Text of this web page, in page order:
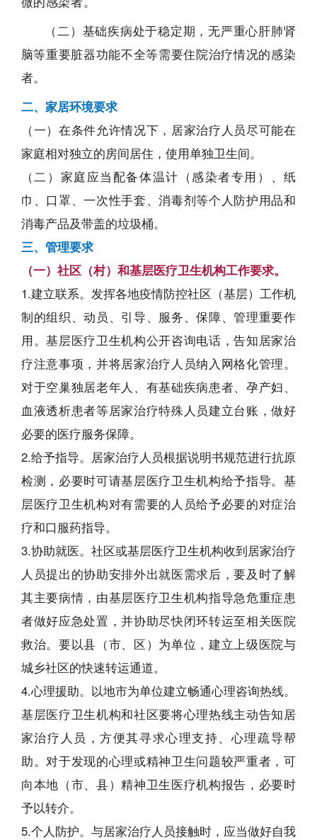
（二）基础疾病处于稳定期，无严重心肝肺肾
脑等重要脏器功能不全等需要住院治疗情况的感染
者。
二、家居环境要求
（一）在条件允许情况下，居家治疗人员尽可能在
家庭相对独立的房间居住，使用单独卫生间。
（二）家庭应当配备体温计（感染者专用）、纸
巾、口罩、一次性手套、消毒剂等个人防护用品和
消毒产品及带盖的垃圾桶。
三、管理要求
（一）社区（村）和基层医疗卫生机构工作要求。
1.建立联系。发挥各地疫情防控社区（基层）工作机
制的组织、动员、引导、服务、保障、管理重要作
用。基层医疗卫生机构公开咨询电话，告知居家治
疗注意事项，并将居家治疗人员纳入网格化管理。
对于空巢独居老年人、有基础疾病患者、孕产妇、
血液透析患者等居家治疗特殊人员建立台账，做好
必要的医疗服务保障。
2.给予指导。居家治疗人员根据说明书规范进行抗原
检测，必要时可请基层医疗卫生机构给予指导。基
层医疗卫生机构对有需要的人员给予必要的对症治
疗和口服药指导。
3.协助就医。社区或基层医疗卫生机构收到居家治疗
人员提出的协助安排外出就医需求后，要及时了解
其主要病情，由基层医疗卫生机构指导急危重症患
者做好应急处置，并协助尽快闭环转运至相关医院
救治。要以县（市、区）为单位，建立上级医院与
城乡社区的快速转运通道。
4.心理援助。以地市为单位建立畅通心理咨询热线。
基层医疗卫生机构和社区要将心理热线主动告知居
家治疗人员，方便其寻求心理支持、心理疏导帮
助。对于发现的心理或精神卫生问题较严重者，可
向本地（市、县）精神卫生医疗机构报告，必要时
予以转介。
5.个人防护。与居家治疗人员接触时，应当做好自我